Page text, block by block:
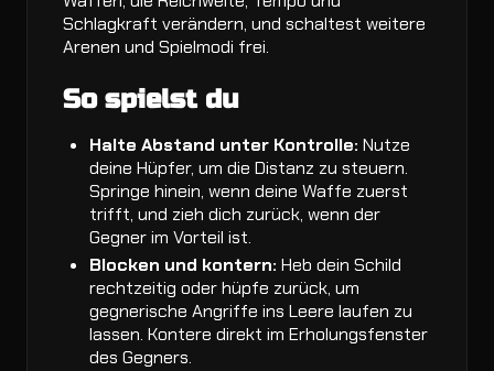
Schlagkraft verändern, und schaltest weitere
Arenen und Spielmodi frei.
So spielst du
Halte Abstand unter Kontrolle: Nutze
deine Hüpfer, um die Distanz zu steuern.
Springe hinein, wenn deine Waffe zuerst
trifft, und zieh dich zurück, wenn der
Gegner im Vorteil ist.
Blocken und kontern: Heb dein Schild
rechtzeitig oder hüpfe zurück, um
gegnerische Angriffe ins Leere laufen zu
lassen. Kontere direkt im Erholungsfenster
des Gegners.